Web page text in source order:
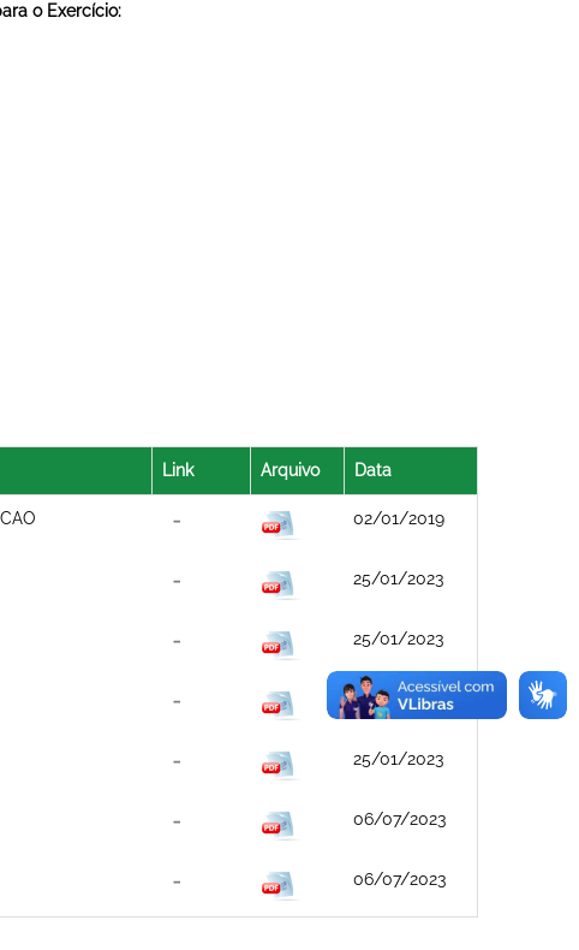
o Exercício:
Link Arquivo Data
02/01/2019
25/01/2023
25/01/2023
25/01/2023
25/01/2023
06/07/2023
06/07/2023